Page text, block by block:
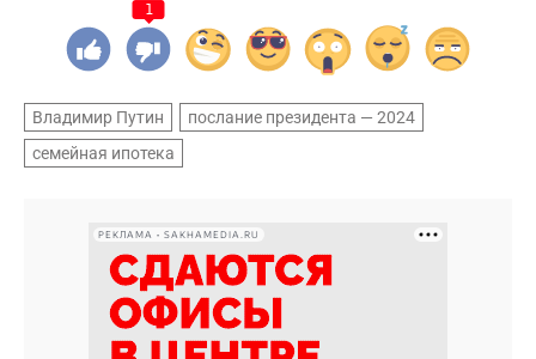
1
Владимир Путин
послание президента — 2024
семейная ипотека
РЕКЛАМА • SAKHAMEDIA.RU